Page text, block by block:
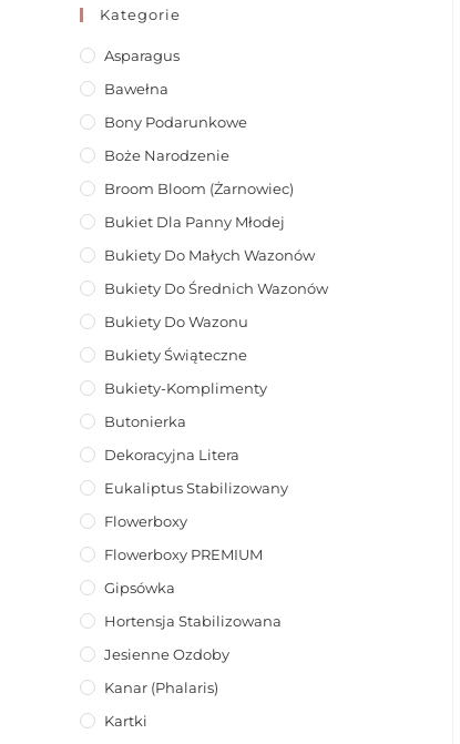
Kategorie
Asparagus
Bawełna
Bony Podarunkowe
Boże Narodzenie
Broom Bloom (żarnowiec)
Bukiet Dla Panny Młodej
Bukiety Do Małych Wazonów
Bukiety Do Średnich Wazonów
Bukiety Do Wazonu
Bukiety Świąteczne
Bukiety-Komplimenty
Butonierka
Dekoracyjna Litera
Eukaliptus Stabilizowany
Flowerboxy
Flowerboxy PREMIUM
Gipsówka
Hortensja Stabilizowana
Jesienne Ozdoby
Kanar (phalaris)
Kartki